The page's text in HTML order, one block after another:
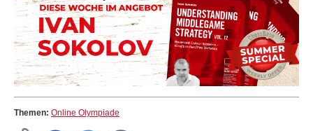
Themen: Online Olympiade